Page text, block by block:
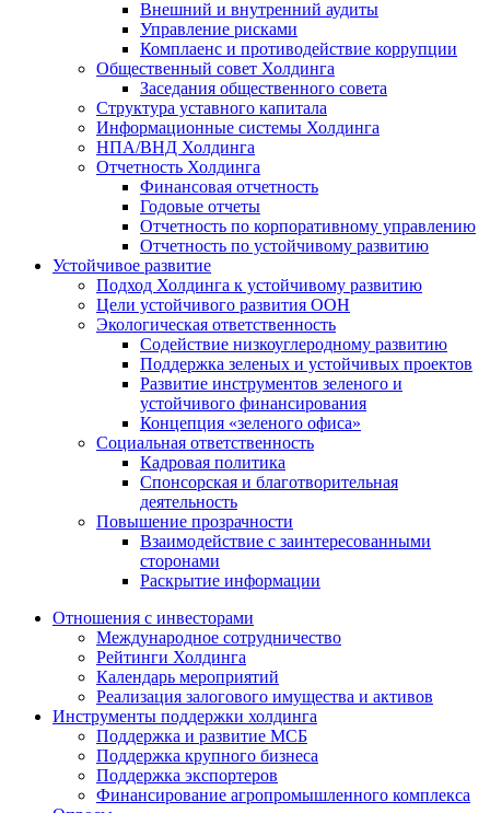
Внешний и внутренний аудиты
Управление рисками
Комплаенс и противодействие коррупции
Общественный совет Холдинга
Заседания общественного совета
Структура уставного капитала
Информационные системы Холдинга
НПА/ВНД Холдинга
Отчетность Холдинга
Финансовая отчетность
Годовые отчеты
Отчетность по корпоративному управлению
Отчетность по устойчивому развитию
Устойчивое развитие
Подход Холдинга к устойчивому развитию
Цели устойчивого развития ООН
Экологическая ответственность
Содействие низкоуглеродному развитию
Поддержка зеленых и устойчивых проектов
Развитие инструментов зеленого и
устойчивого финансирования
Концепция «зеленого офиса»
Социальная ответственность
Кадровая политика
Спонсорская и благотворительная
деятельность
Повышение прозрачности
Взаимодействие с заинтересованными
сторонами
Раскрытие информации
Отношения с инвесторами
Международное сотрудничество
Рейтинги Холдинга
Календарь мероприятий
Реализация залогового имущества и активов
Инструменты поддержки холдинга
Поддержка и развитие МСБ
Поддержка крупного бизнеса
Поддержка экспортеров
Финансирование агропромышленного комплекса